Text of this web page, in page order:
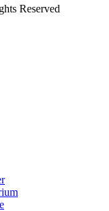
Reserved